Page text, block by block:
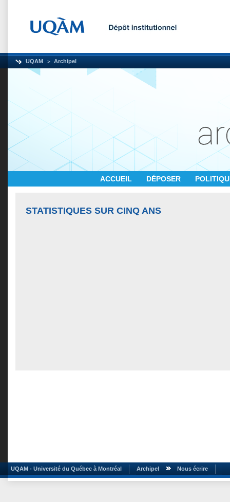
UQAM Archipel
ACCUEIL DÉPOSER
STATISTIQUES SUR CINQ ANS
UQAM - Université du Québec à Montréal Archipel Nous écrire